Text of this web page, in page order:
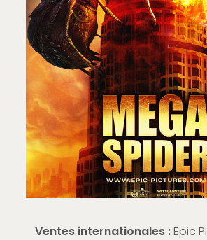
Ventes internationales :Epic